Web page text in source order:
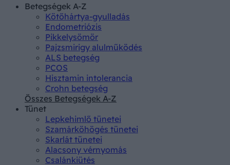
Betegségek A-Z
Kötőhártya-gyulladás
Endometriózis
Pikkelysömör
Pajzsmirigy alulműködés
ALS betegség
PCOS
Hisztamin intolerancia
Crohn betegség
Összes Betegségek A-Z
Tünet
Lepkehimlő tünetei
Szamárköhögés tünetei
Skarlát tünetei
Alacsony vérnyomás
Csalánkiütés